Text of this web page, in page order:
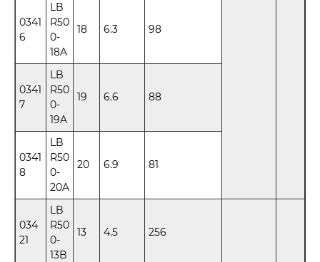
0341
6
LB
R50
0-
18A
18 6.3 98
0341
7
LB
R50
0-
19A
19 6.6 88
0341
8
LB
R50
0-
20A
20 6.9 81
034
21
LB
R50
0-
13B
13 4.5 256